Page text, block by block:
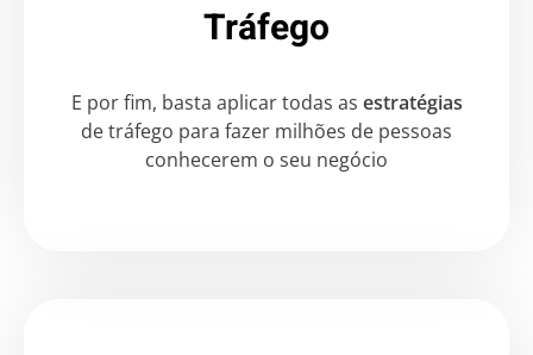
Tráfego
E por fim, basta aplicar todas as estratégias
de tráfego para fazer milhões de pessoas
conhecerem o seu negócio